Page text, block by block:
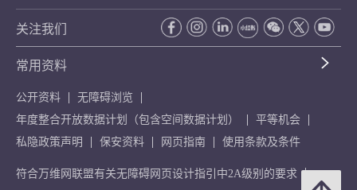
关注我们
常用资料
公开资料
无障碍浏览
年度整合开放数据计划（包含空间数据计划）
平等机会
私隐政策声明
保安资料 网页指南 使用条款及条件
符合万维网联盟有关无障碍网页设计指引中2A级别的要求